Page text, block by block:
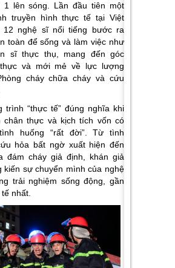
1 lên sóng. Lần đầu tiên một
truyền hình thực tế tại Việt
12 nghệ sĩ nổi tiếng bước ra
toàn để sống và làm việc như
sĩ thực thụ, mang đến góc
và mới mẻ về lực lượng
cháy chữa cháy và cứu
trình “thực tế” đúng nghĩa khi
chân thực và kịch tích vốn có
huống “rất đời”. Từ tình
hỏa bất ngờ xuất hiện đến
đám cháy giả định, khán giả
kiến sự chuyển mình của nghệ
trải nghiệm sống động, gần
nhất.